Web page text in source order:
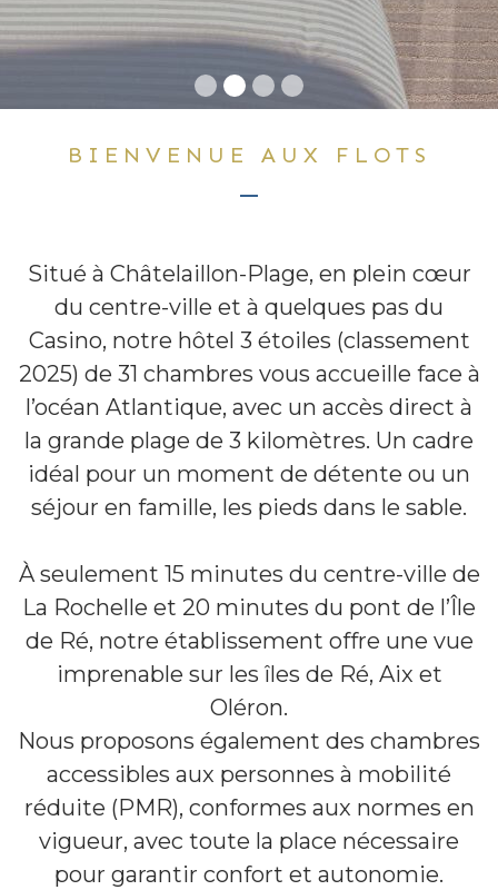
BIENVENUE AUX FLOTS
Situé à Châtelaillon-Plage, en plein cœur
du centre-ville et à quelques pas du
Casino, notre hôtel 3 étoiles (classement
2025) de 31 chambres vous accueille face à
l’océan Atlantique, avec un accès direct à
la grande plage de 3 kilomètres. Un cadre
idéal pour un moment de détente ou un
séjour en famille, les pieds dans le sable.
À seulement 15 minutes du centre-ville de
La Rochelle et 20 minutes du pont de l’Île
de Ré, notre établissement offre une vue
imprenable sur les îles de Ré, Aix et
Oléron.
Nous proposons également des chambres
accessibles aux personnes à mobilité
réduite (PMR), conformes aux normes en
vigueur, avec toute la place nécessaire
pour garantir confort et autonomie.